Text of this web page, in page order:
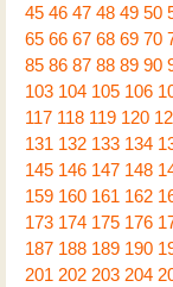
45 46 47 48 49 50
65 66 67 68 69 70
85 86 87 88 89 90
103 104 105 106
117 118 119 120
131 132 133 134
145 146 147 148
159 160 161 162
173 174 175 176
187 188 189 190
201 202 203 204